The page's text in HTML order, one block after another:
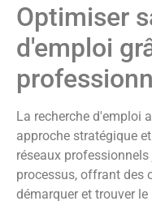
Optimiser
d'emploi
La recherche d'emploi
approche stratégique
réseaux
processus, offrant des
démarquer et trouver le